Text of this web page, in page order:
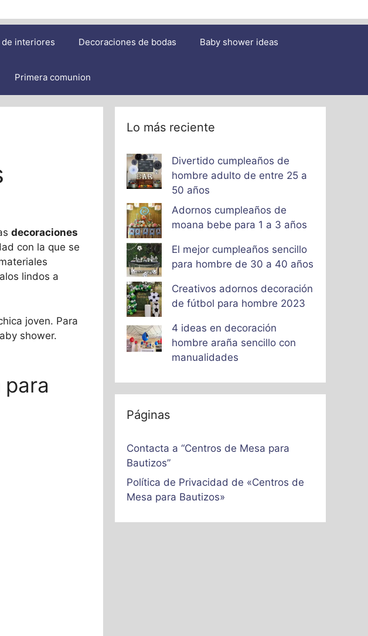
interiores Decoraciones de bodas Baby shower ideas
Primera comunion
decoraciones
con la que se
lindos a
joven. Para
shower.
Lo más reciente
Divertido cumpleaños de
hombre adulto de entre 25 a
50 años
Adornos cumpleaños de
moana bebe para 1 a 3 años
El mejor cumpleaños sencillo
para hombre de 30 a 40 años
Creativos adornos decoración
de fútbol para hombre 2023
4 ideas en decoración
hombre araña sencillo con
manualidades
Páginas
Contacta a “Centros de Mesa para
Bautizos”
Política de Privacidad de «Centros de
Mesa para Bautizos»